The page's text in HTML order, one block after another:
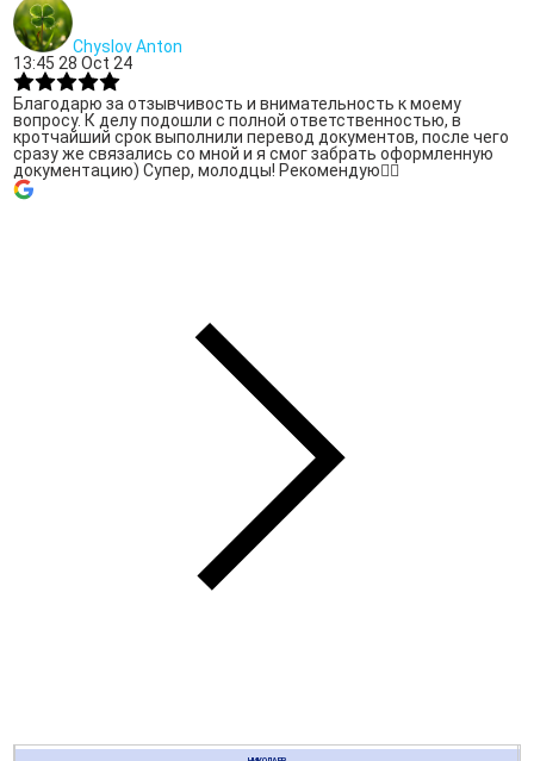
Chyslov Anton
13:45 28 Oct 24
Благодарю за отзывчивость и внимательность к моему
вопросу. К делу подошли с полной ответственностью, в
кротчайший срок выполнили перевод документов, после чего
сразу же связались со мной и я смог забрать оформленную
документацию) Супер, молодцы! Рекомендую👍🏻